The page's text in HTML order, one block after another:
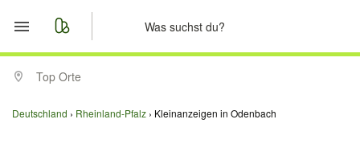
Start
Merkliste
Top Orte
Deutschland Rheinland-Pfalz Kleinanzeigen in Odenbach